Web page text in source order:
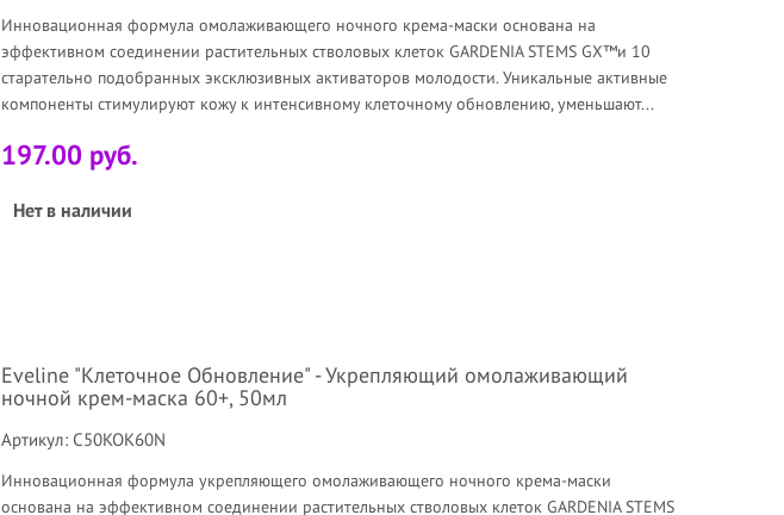
Инновационная формула омолаживающего ночного крема-маски основана на
эффективном соединении растительных стволовых клеток GARDENIA STEMS GX™и 10
старательно подобранных эксклюзивных активаторов молодости. Уникальные активные
компоненты стимулируют кожу к интенсивному клеточному обновлению, уменьшают...
197.00 руб.
Нет в наличии
Eveline "Клеточное Обновление" - Укрепляющий омолаживающий
ночной крем-маска 60+, 50мл
Артикул: C50KOK60N
Инновационная формула укрепляющего омолаживающего ночного крема-маски
основана на эффективном соединении растительных стволовых клеток GARDENIA STEMS